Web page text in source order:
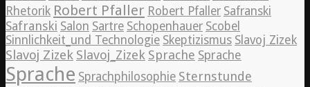
Rhetorik Robert Pfaller Robert Pfaller Safranski
Safranski Salon Sartre Schopenhauer Scobel
Sinnlichkeit_und Technologie Skeptizismus Slavoj Zizek
Slavoj Zizek Slavoj_Zizek Sprache Sprache
Sprache Sprachphilosophie Sternstunde